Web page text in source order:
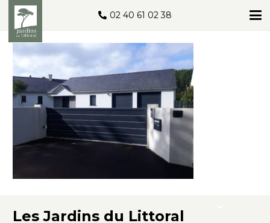
02 40 61 02 38
Les Jardins du Littoral